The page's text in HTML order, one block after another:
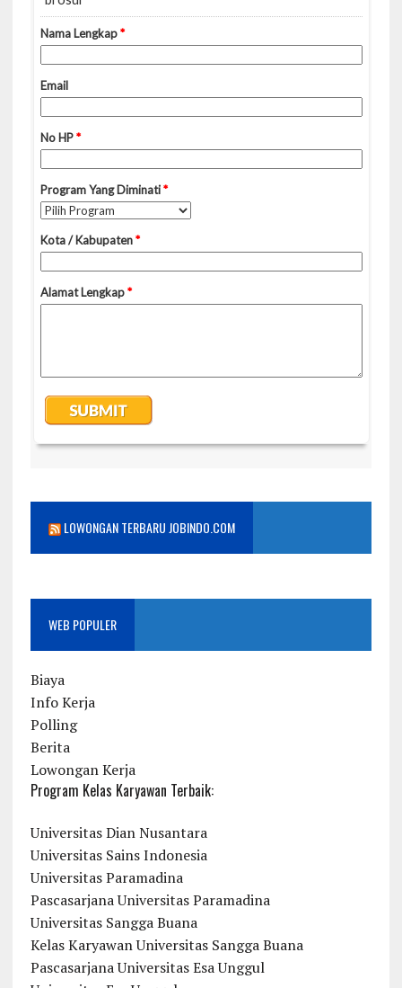
LOWONGAN TERBARU JOBINDO.COM
WEB POPULER
Biaya
Info Kerja
Polling
Berita
Lowongan Kerja
Program Kelas Karyawan Terbaik:
Universitas Dian Nusantara
Universitas Sains Indonesia
Universitas Paramadina
Pascasarjana Universitas Paramadina
Universitas Sangga Buana
Kelas Karyawan Universitas Sangga Buana
Pascasarjana Universitas Esa Unggul